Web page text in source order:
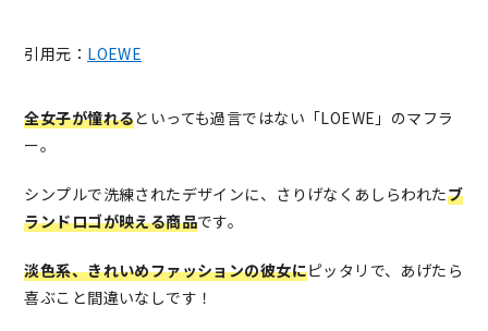
引用元： LOEWE
全女子が憧れるといっても過言ではない「LOEWE」のマフラ
ー。
シンプルで洗練されたデザインに、さりげなくあしらわれたブ
ランドロゴが映える商品です。
淡色系、きれいめファッションの彼女にピッタリで、あげたら
喜ぶこと間違いなしです！